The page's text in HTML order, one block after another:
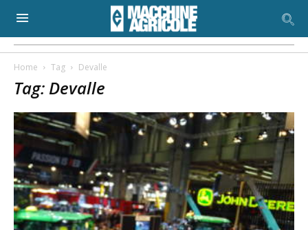
Home Tag Devalle
Tag: Devalle